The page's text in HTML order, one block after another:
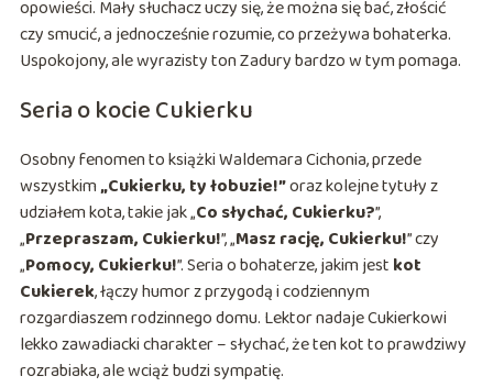
opowieści. Mały słuchacz uczy się, że można się bać, złościć
czy smucić, a jednocześnie rozumie, co przeżywa bohaterka.
Uspokojony, ale wyrazisty ton Zadury bardzo w tym pomaga.
Seria o kocie Cukierku
Osobny fenomen to książki Waldemara Cichonia, przede
wszystkim„Cukierku, ty łobuzie!”oraz kolejne tytuły z
udziałem kota, takie jak „Co słychać, Cukierku?”,
„Przepraszam, Cukierku!”, „Masz rację, Cukierku!” czy
„Pomocy, Cukierku!”. Seria o bohaterze, jakim jest kot
Cukierek, łączy humor z przygodą i codziennym
rozgardiaszem rodzinnego domu. Lektor nadaje Cukierkowi
lekko zawadiacki charakter – słychać, że ten kot to prawdziwy
rozrabiaka, ale wciąż budzi sympatię.